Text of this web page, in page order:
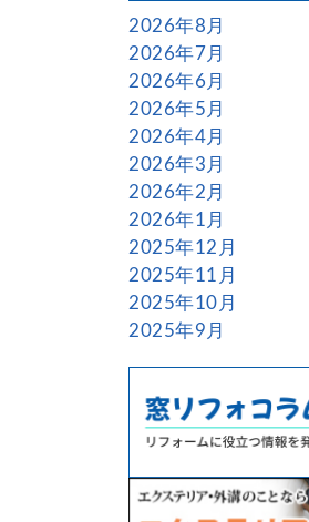
2026年8月
2026年7月
2026年6月
2026年5月
2026年4月
2026年3月
2026年2月
2026年1月
2025年12月
2025年11月
2025年10月
2025年9月